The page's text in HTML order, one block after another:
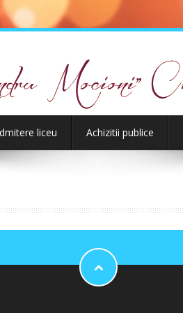
liceu Achizitii publice